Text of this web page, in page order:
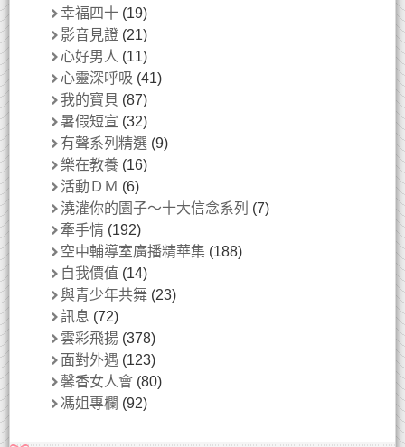
幸福四十 (19)
影音見證 (21)
心好男人 (11)
心靈深呼吸 (41)
我的寶貝 (87)
暑假短宣 (32)
有聲系列精選 (9)
樂在教養 (16)
活動ＤＭ (6)
澆灌你的園子～十大信念系列 (7)
牽手情 (192)
空中輔導室廣播精華集 (188)
自我價值 (14)
與青少年共舞 (23)
訊息 (72)
雲彩飛揚 (378)
面對外遇 (123)
馨香女人會 (80)
馮姐專欄 (92)